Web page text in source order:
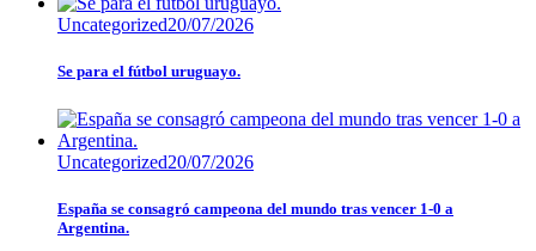
Uncategorized20/07/2026
Se para el fútbol uruguayo.
Uncategorized20/07/2026
España se consagró campeona del mundo tras vencer 1-0 a
Argentina.